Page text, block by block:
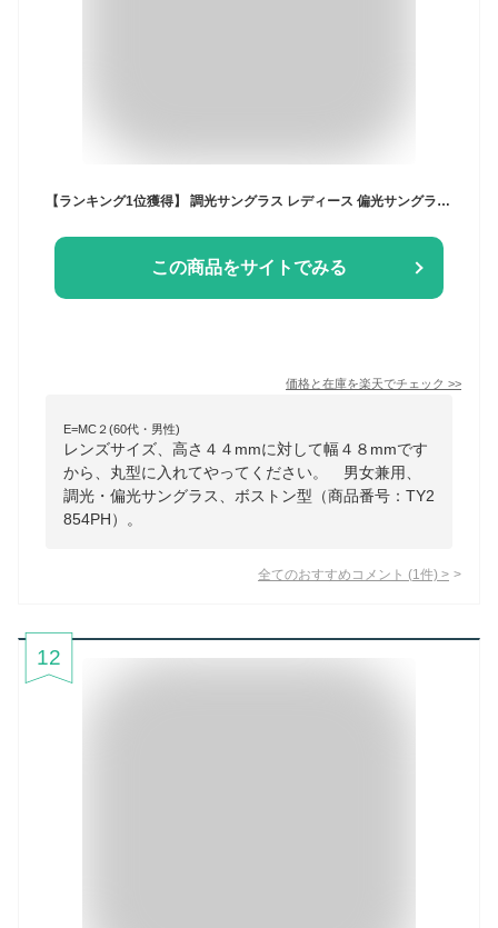
【ランキング1位獲得】 調光サングラス レディース 偏光サングラス メンズ調光偏光 UVカット UV400 調光レンズ 紫外線で色が変わる レンズが変化 ボストン 丸サングラス ライトカラーレンズ 薄い色のサングラス 色メガネ ブルー ドライブ
この商品をサイトでみる
価格と在庫を楽天でチェック >>
E=MC２(60代・男性)
レンズサイズ、高さ４４mmに対して幅４８mmです
から、丸型に入れてやってください。 男女兼用、
調光・偏光サングラス、ボストン型（商品番号：TY2
854PH）。
全てのおすすめコメント (1 件) >
12